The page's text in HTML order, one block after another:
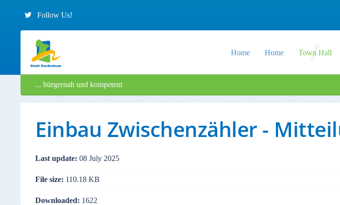
Follow Us!
Home Home Town Hall
... bürgernah und kompetent
Einbau Zwischenzähler -
Last update: 08 July 2025
File size: 110.18 KB
Downloaded: 1622